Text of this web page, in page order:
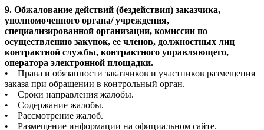
9. Обжалование действий (бездействия) заказчика,
уполномоченного органа/ учреждения,
специализированной организации, комиссии по
осуществлению закупок, ее членов, должностных лиц
контрактной службы, контрактного управляющего,
оператора электронной площадки.
• Права и обязанности заказчиков и участников размещения
заказа при обращении в контрольный орган.
• Сроки направления жалобы.
• Содержание жалобы.
• Рассмотрение жалоб.
• Размещение информации на официальном сайте.